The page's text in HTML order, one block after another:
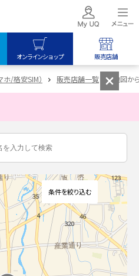
オンラインショップ 販売店舗
/格安SIM） 販売店舗一覧 地図か
条件を絞り込む